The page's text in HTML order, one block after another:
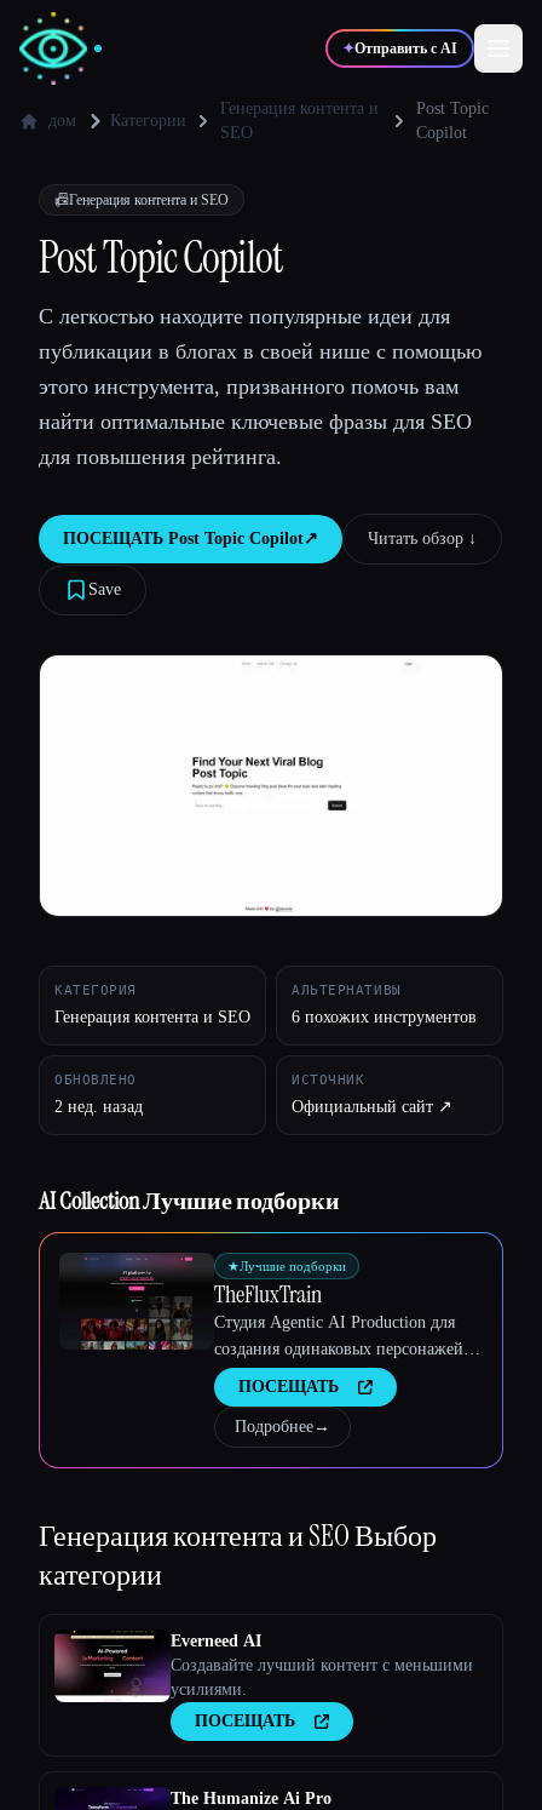
✦Отправить с AI
💻Разработчики
🎓Студенты 🎬Креаторы
Блог
Сравнить инструменты
Все категории
дом Категории
Генерация контента и
SEO
Post Topic
Copilot
📠Генерация контента и SEO
Post Topic Copilot
С легкостью находите популярные идеи для
публикации в блогах в своей нише с помощью
этого инструмента, призванного помочь вам
найти оптимальные ключевые фразы для SEO
для повышения рейтинга.
ПОСЕЩАТЬ Post Topic Copilot↗︎ Читать обзор ↓︎
Save
КАТЕГОРИЯ
Генерация контента и SEO
АЛЬТЕРНАТИВЫ
6 похожих инструментов
ОБНОВЛЕНО
2 нед. назад
ИСТОЧНИК
Официальный сайт ↗︎
AI Collection Лучшие подборки
★Лучшие подборки
TheFluxTrain
Студия Agentic AI Production для
создания одинаковых персонажей,
рабочих процессов и видео
ПОСЕЩАТЬ
Подробнее→
Генерация контента и SEOВыбор
категории
Everneed AI
Создавайте лучший контент с меньшими
усилиями.
ПОСЕЩАТЬ
The Humanize Ai Pro